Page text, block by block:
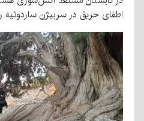
اطفای حریق در سربیژن ساردوئیه